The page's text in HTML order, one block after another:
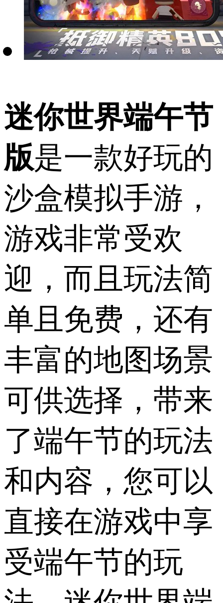
迷你世界端午节
版是一款好玩的
沙盒模拟手游，
游戏非常受欢
迎，而且玩法简
单且免费，还有
丰富的地图场景
可供选择，带来
了端午节的玩法
和内容，您可以
直接在游戏中享
受端午节的玩